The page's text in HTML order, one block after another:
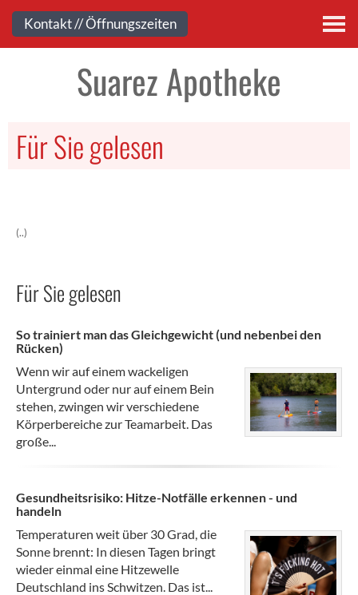
Kontakt
Suarez Apotheke
Für Sie gelesen
(..)
Für Sie gelesen
So trainiert man das Gleichgewicht (und nebenbei den
Rücken)
Wenn wir auf einem wackeligen
Untergrund oder nur auf einem Bein
stehen, zwingen wir verschiedene
Körperbereiche zur Teamarbeit. Das
große...
Gesundheitsrisiko: Hitze-Notfälle erkennen - und
handeln
Temperaturen weit über 30 Grad, die
Sonne brennt: In diesen Tagen bringt
wieder einmal eine Hitzewelle
Deutschland ins Schwitzen. Das ist...
Kontakt // Öffnungszeiten